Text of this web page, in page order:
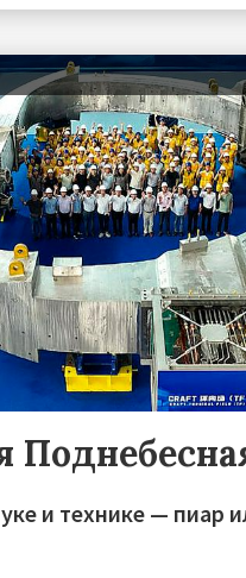
и технике — пиар